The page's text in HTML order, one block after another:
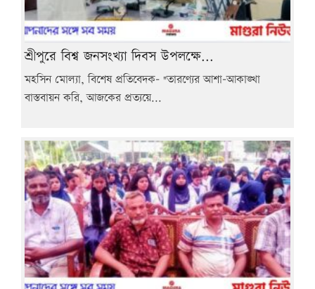
শ্রীপুরে বিশ্ব জনসংখ্যা দিবস উপলক্ষে...
মহসিন মোল্যা, বিশেষ প্রতিবেদক- "তারণ্যের আশা-আকাঙ্খা
বাস্তবায়ন করি, আজকের প্রত্যয়ে...